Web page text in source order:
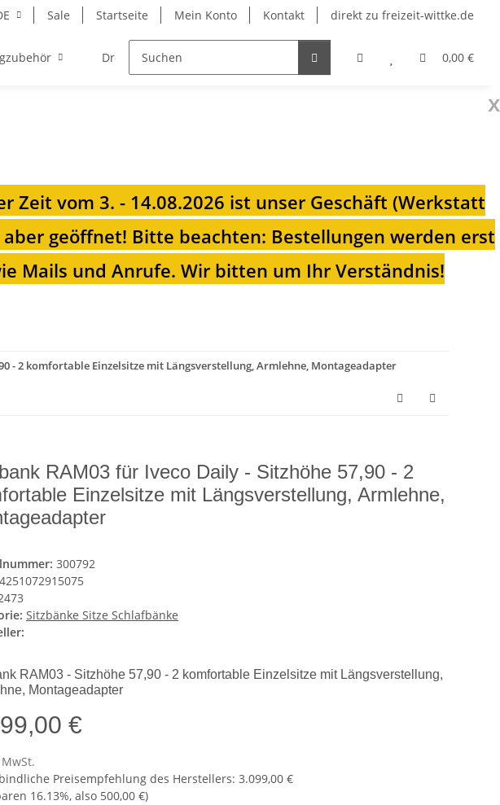
Sale Startseite Mein Konto Kontakt direkt zu freizeit-wittke.de
0,00 €
Drehkonsolen Heizungen für Ihren
x
Zeit vom 3. - 14.08.2026 ist unser Geschäft (Werkstatt
geöffnet! Bitte beachten: Bestellungen werden erst
Mails und Anrufe. Wir bitten um Ihr Verständnis!
- 2 komfortable Einzelsitze mit Längsverstellung, Armlehne, Montageadapter
RAM03 für Iveco Daily - Sitzhöhe 57,90 - 2
Einzelsitze mit Längsverstellung, Armlehne,
300792
4251072915075
Sitzbänke Sitze Schlafbänke
RAM03 - Sitzhöhe 57,90 - 2 komfortable Einzelsitze mit Längsverstellung,
Montageadapter
€
Preisempfehlung des Herstellers: 3.099,00 €
16.13%, also 500,00 €)